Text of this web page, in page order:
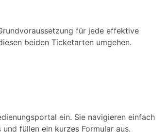
für jede effektive
beiden Ticketarten umgehen.
ein. Sie navigieren einfach
füllen ein kurzes Formular aus.